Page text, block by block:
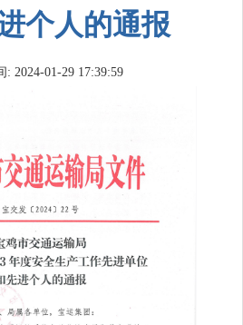
个人的通报
: 2024-01-29 17:39:59